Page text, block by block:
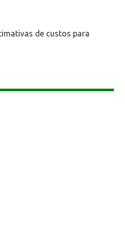
de custos para